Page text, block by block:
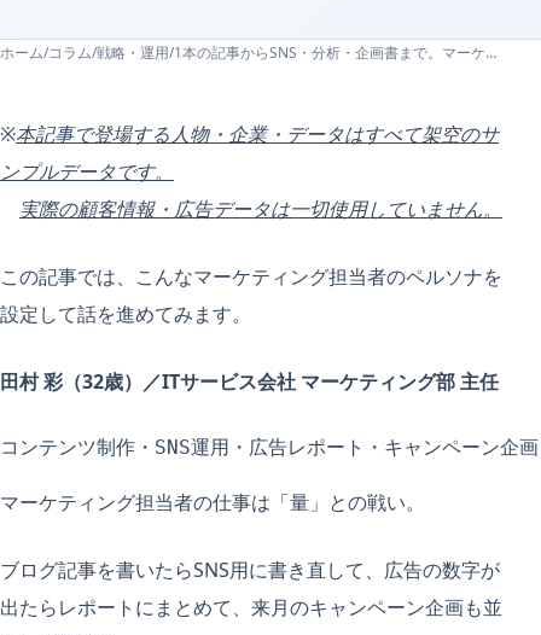
ホーム/コラム/戦略・運用/ 1本の記事からSNS・分析・企画書まで。マーケ業務をClaude Codeで一気に回す方法
※本記事で登場する人物・企業・データはすべて架空のサ
ンプルデータです。
実際の顧客情報・広告データは一切使用していません。
この記事では、こんなマーケティング担当者のペルソナを
設定して話を進めてみます。
田村 彩（32歳）／ITサービス会社 マーケティング部 主任
コンテンツ制作・SNS運用・広告レポート・キャンペーン企
マーケティング担当者の仕事は「量」との戦い。
ブログ記事を書いたらSNS用に書き直して、広告の数字が
出たらレポートにまとめて、来月のキャンペーン企画も並